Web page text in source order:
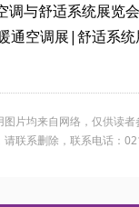
调与舒适系统展览
通空调展|舒适系统
图片均来自网络，仅供读
请联系删除，联系电话：